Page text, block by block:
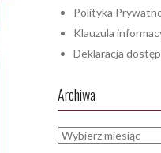
Polityka
Klauzula
Deklaracja
Archiwa
Archiwa